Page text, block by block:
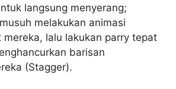
langsung menyerang;
melakukan animasi
mereka, lalu lakukan parry tepat
barisan
(Stagger).